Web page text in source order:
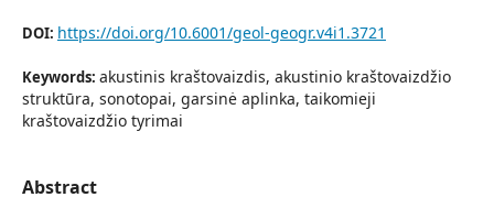
DOI: https://doi.org/10.6001/geol-geogr.v4i1.3721
Keywords: akustinis kraštovaizdis, akustinio kraštovaizdžio
struktūra, sonotopai, garsinė aplinka, taikomieji
kraštovaizdžio tyrimai
Abstract